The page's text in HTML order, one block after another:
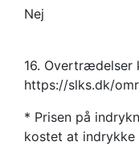
Nej
16. Overtrædelser
https://slks.dk/
* Prisen på
kostet at